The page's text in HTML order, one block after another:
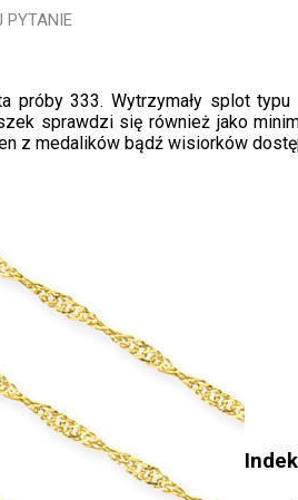
PYTANIE
próby 333. Wytrzymały splot
sprawdzi się również jako
z medalików bądź wisiorków